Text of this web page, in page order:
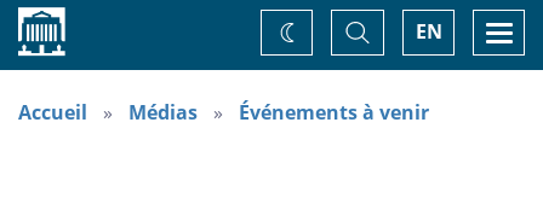
Accueil EN
Basculer
la
recherche
Changez
de
thème
Accueil Médias Événements à venir